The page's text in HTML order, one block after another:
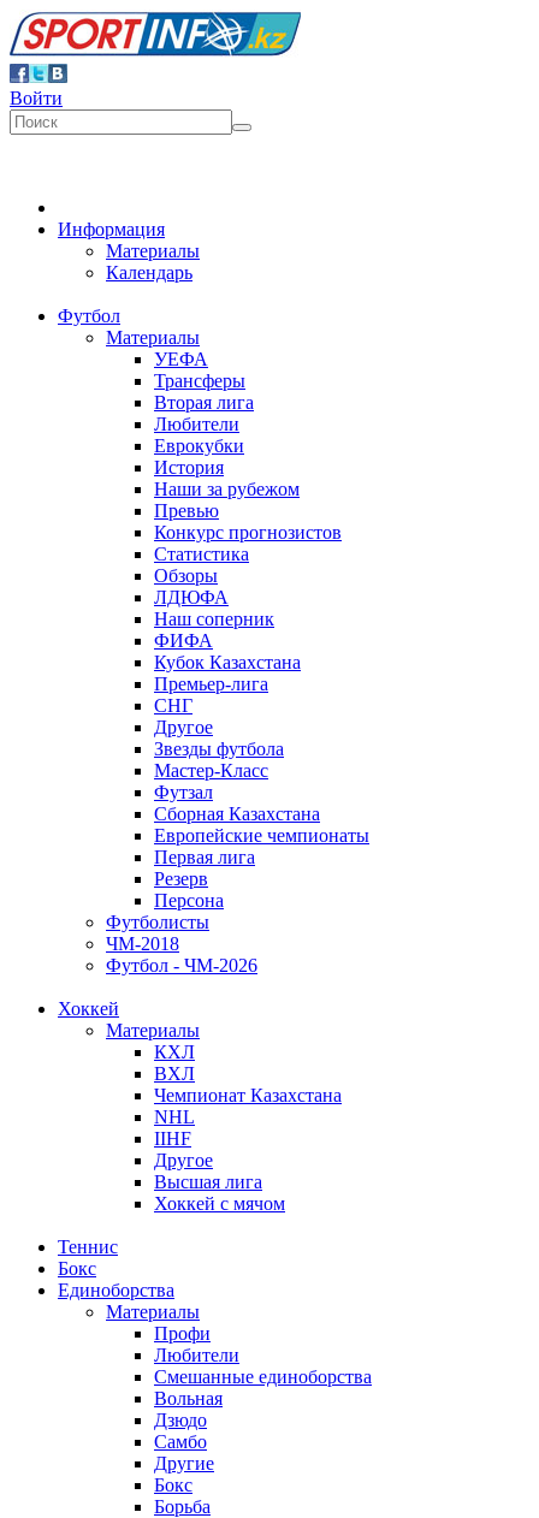
Войти
Информация
Материалы
Календарь
Футбол
Материалы
УЕФА
Трансферы
Вторая лига
Любители
Еврокубки
История
Наши за рубежом
Превью
Конкурс прогнозистов
Статистика
Обзоры
ЛДЮФА
Наш соперник
ФИФА
Кубок Казахстана
Премьер-лига
СНГ
Другое
Звезды футбола
Мастер-Класс
Футзал
Сборная Казахстана
Европейские чемпионаты
Первая лига
Резерв
Персона
Футболисты
ЧМ-2018
Футбол - ЧМ-2026
Хоккей
Материалы
КХЛ
ВХЛ
Чемпионат Казахстана
NHL
IIHF
Другое
Высшая лига
Хоккей с мячом
Теннис
Бокс
Единоборства
Материалы
Профи
Любители
Смешанные единоборства
Вольная
Дзюдо
Самбо
Другие
Бокс
Борьба